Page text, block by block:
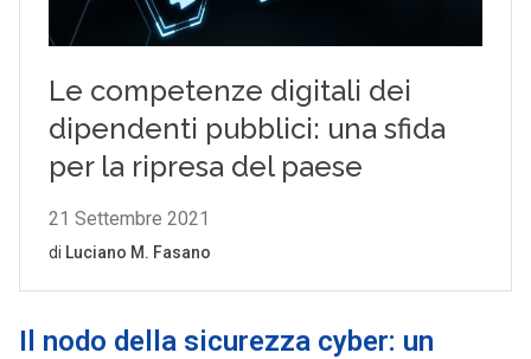
Il nodo della sicurezza cyber: un